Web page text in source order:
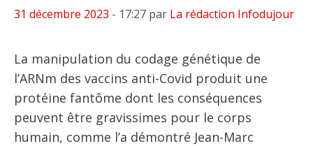
31 décembre 2023 - 17:27 par La rédaction Infodujour
La manipulation du codage génétique de
l’ARNm des vaccins anti-Covid produit une
protéine fantôme dont les conséquences
peuvent être gravissimes pour le corps
humain, comme l’a démontré Jean-Marc